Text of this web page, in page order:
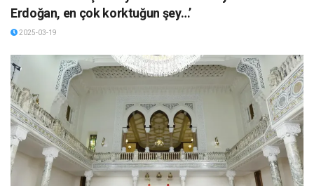
Erdoğan, en çok korktuğun şey…’
2025-03-19